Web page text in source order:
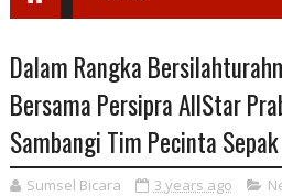
Dalam Rangka
Bersama Persipra AllStar
Sambangi Tim Pecinta
Sumsel Bicara 3 years ago